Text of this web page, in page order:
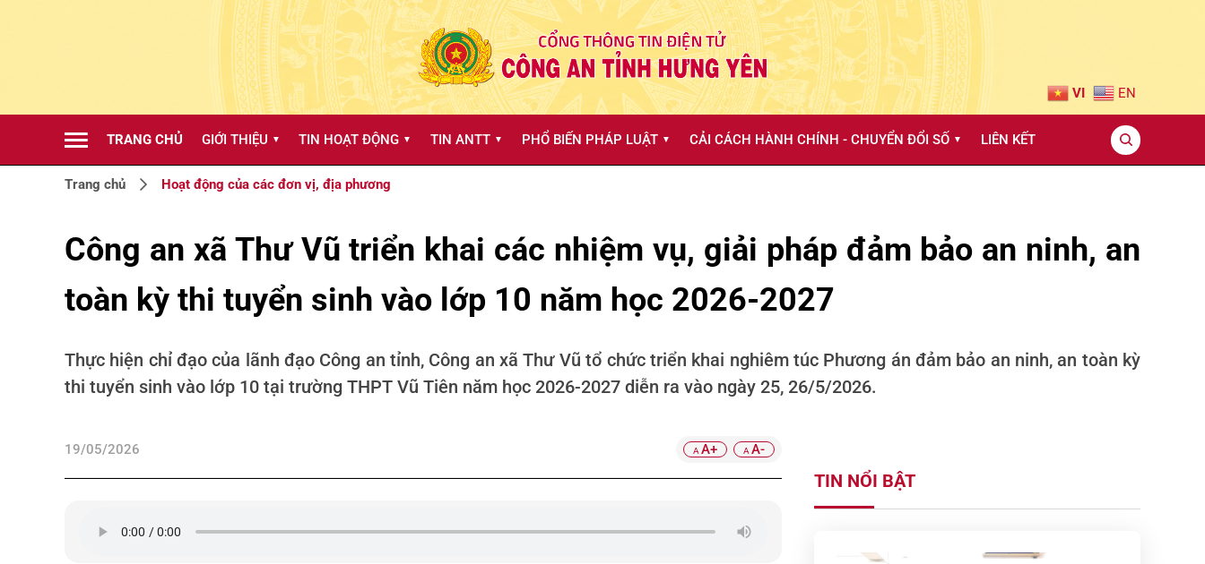
VI EN
TRANG CHỦ GIỚI THIỆU ▼ TIN HOẠT ĐỘNG ▼ TIN ANTT ▼ PHỔ BIẾN PHÁP LUẬT ▼ CẢI CÁCH HÀNH CHÍNH - CHUYỂN ĐỔI SỐ ▼ LIÊN KẾT
Trang chủ Hoạt động của các đơn vị, địa phương
Công an xã Thư Vũ triển khai các nhiệm vụ, giải pháp đảm bảo an ninh, an
toàn kỳ thi tuyển sinh vào lớp 10 năm học 2026-2027
Thực hiện chỉ đạo của lãnh đạo Công an tỉnh, Công an xã Thư Vũ tổ chức triển khai nghiêm túc Phương án đảm bảo an ninh, an toàn kỳ
thi tuyển sinh vào lớp 10 tại trường THPT Vũ Tiên năm học 2026-2027 diễn ra vào ngày 25, 26/5/2026.
19/05/2026 A A+ A A-
TIN NỔI BẬT